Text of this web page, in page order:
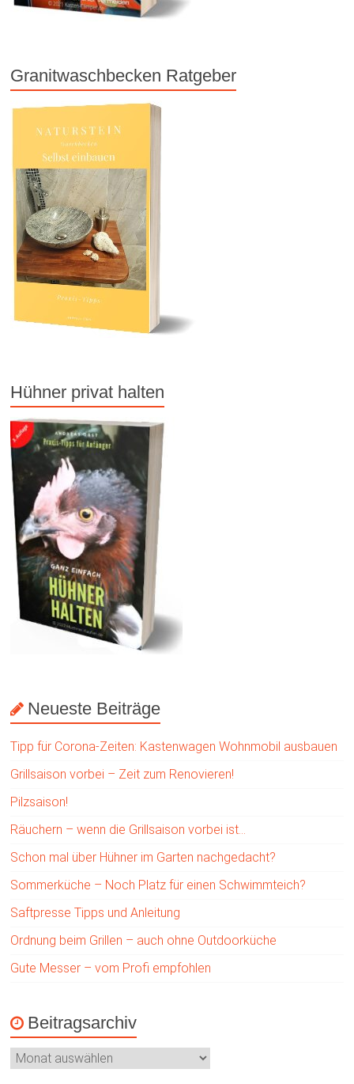
Granitwaschbecken Ratgeber
Hühner privat halten
Neueste Beiträge
Tipp für Corona-Zeiten: Kastenwagen Wohnmobil ausbauen
Grillsaison vorbei – Zeit zum Renovieren!
Pilzsaison!
Räuchern – wenn die Grillsaison vorbei ist…
Schon mal über Hühner im Garten nachgedacht?
Sommerküche – Noch Platz für einen Schwimmteich?
Saftpresse Tipps und Anleitung
Ordnung beim Grillen – auch ohne Outdoorküche
Gute Messer – vom Profi empfohlen
Beitragsarchiv